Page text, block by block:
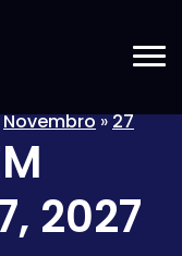
Novembro»27
2027